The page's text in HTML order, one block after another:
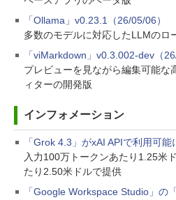
「Ollama」v0.23.1（26/05/06）
多数のモデルに対応したLLMのロ
「viMarkdown」v0.3.002-dev（
プレビューを見ながら編集可能な
ィターの開発版
インフォメーション
「Grok 4.3」がxAI APIで利用可能
入力100万トークンあたり1.25米
たり2.50米ドルで提供
「Google Workspace Studio」の